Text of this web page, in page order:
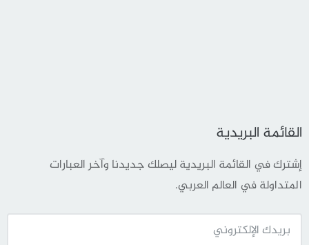
القائمة البريدية
إشترك في القائمة البريدية ليصلك جديدنا وآخر العبارات
المتداولة في العالم العربي.